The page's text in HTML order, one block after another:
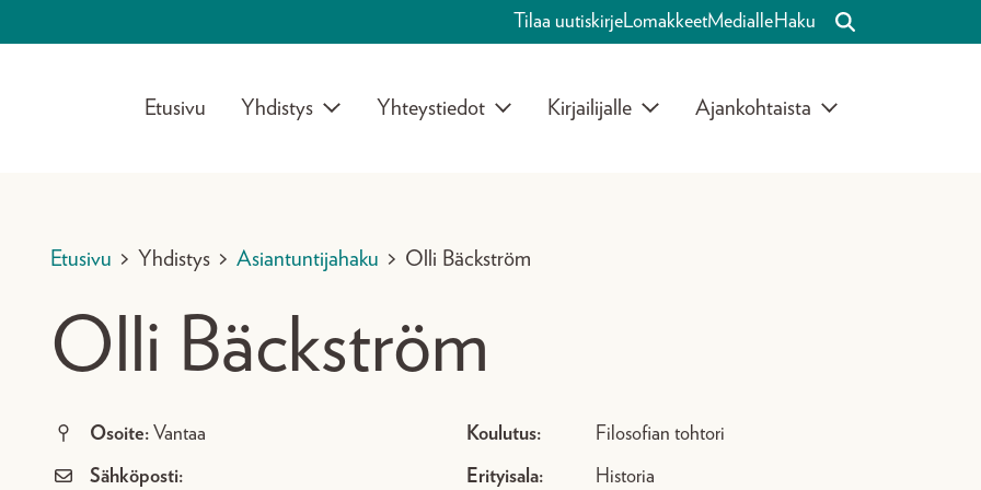
Tilaa uutiskirjeLomakkeetMedialleHaku
Etusivu Yhdistys Yhteystiedot Kirjailijalle Ajankohtaista
Etusivu > Yhdistys > Asiantuntijahaku > Olli Bäckström
Olli Bäckström
Osoite: Vantaa
Sähköposti:
Koulutus: Filosofian tohtori
Erityisala: Historia